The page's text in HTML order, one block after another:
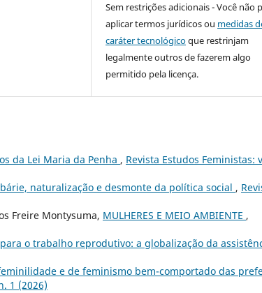
Sem restrições adicionais - Você não
aplicar termos jurídicos ou medidas
caráter tecnológicoque restrinjam
legalmente outros de fazerem algo
permitido pela licença.
da Lei Maria da Penha , Revista Estudos Feministas:
naturalização e desmonte da política social ,
Freire Montysuma, MULHERES E MEIO AMBIENTE ,
o trabalho reprodutivo: a globalização da
e de feminismo bem-comportado das
1 (2026)